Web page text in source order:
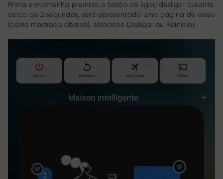
Prima e mantenha premido o botão de ligar/desligar durante
cerca de 2 segundos, será apresentada uma página de aviso
(como mostrado abaixo), selecione Desligar ou Reiniciar.